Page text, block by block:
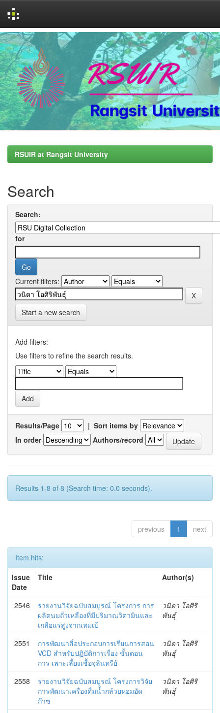
Skip
navigation
RSUIR at Rangsit University
Search
Search:
for
Current filters:
Start a new search
Add filters:
Use filters to refine the search results.
Results/Page | Sort items by
In order
Authors/record
Results 1-8 of 8 (Search time: 0.0 seconds).
previous 1 next
Item hits:
Issue
Date
Title Author(s)
2546
รายงานวิจัยฉบับสมบูรณ์ โครงการ การ
ผลิตนมถั่วเหลืองที่มีปริมาณวิตามินและ
เกลือแร่สูงจากเทมเป้
วนิดา โอศิริ
พันธุ์
2551
การพัฒนาสื่อประกอบการเรียนการสอน
VCD สำหรับปฏิบัติการเรื่อง ขั้นตอน
การ เพาะเลี้ยงเชื้อจุลินทรีย์
วนิดา โอศิริ
พันธุ์
2558
รายงานวิจัยฉบับสมบูรณ์ โครงการวิจัย
การพัฒนาเครื่องดื่มน้ำกล้วยหอมอัด
ก๊าซ
วนิดา โอศิริ
พันธุ์